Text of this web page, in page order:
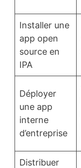
Installer une
app open
source en
IPA
Déployer
une app
interne
d’entreprise
Distribuer